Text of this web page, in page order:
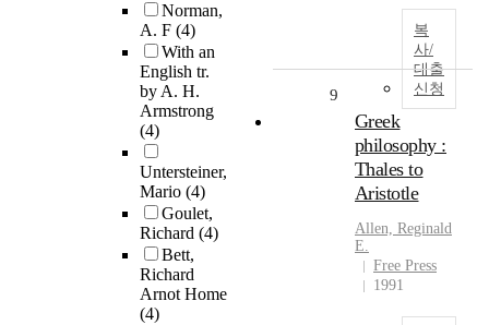
Norman,
A. F (4)
With an
English tr.
by A. H.
Armstrong
(4)
Untersteiner,
Mario (4)
Goulet,
Richard (4)
Bett,
Richard
Arnot Home
(4)
복
사/
대출
신청
9
Greek
philosophy :
Thales to
Aristotle
Allen, Reginald
E.
Free Press
1991